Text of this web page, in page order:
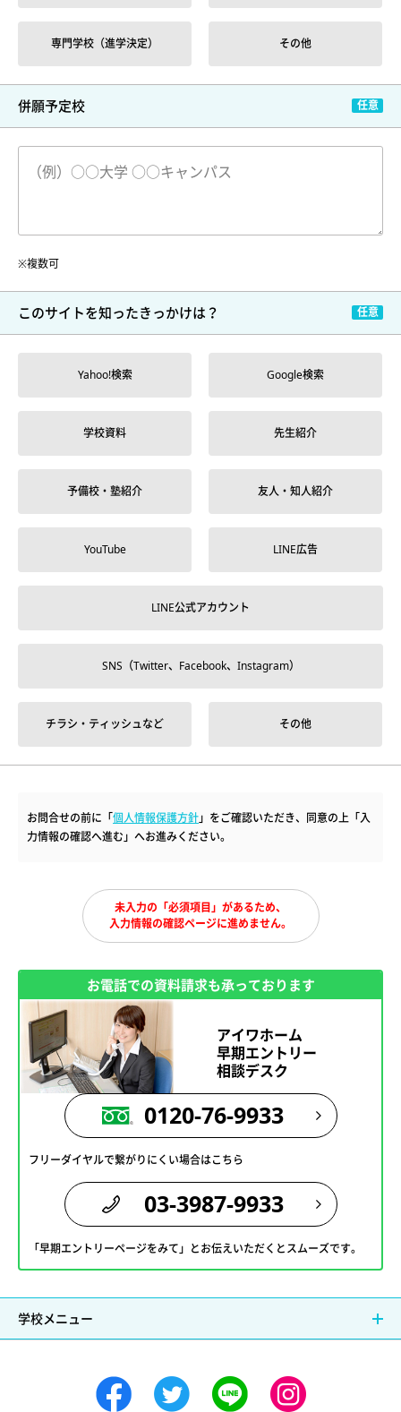
専門学校（進学決定） その他
併願予定校
※複数可
このサイトを知ったきっかけは？
Yahoo!検索 Google検索
学校資料 先生紹介
予備校・塾紹介 友人・知人紹介
YouTube LINE広告
LINE公式アカウント
SNS（Twitter、Facebook、Instagram）
チラシ・ティッシュなど その他
お問合せの前に「個人情報保護方針」をご確認いただき、同意の上「入
力情報の確認へ進む」へお進みください。
未入力の「必須項目」があるため、
入力情報の確認ページに進めません。
お電話での資料請求も承っております
アイワホーム
早期エントリー
相談デスク
0120-76-9933
フリーダイヤルで繋がりにくい場合はこちら
03-3987-9933
「早期エントリーページをみて」とお伝えいただくとスムーズです。
学校メニュー